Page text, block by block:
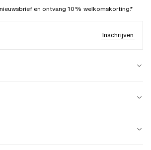
en ontvang 10% welkomskorting.*
Inschrijven